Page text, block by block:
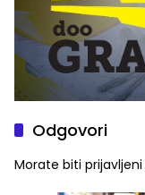
Odgovori
Morate biti prijavljeni